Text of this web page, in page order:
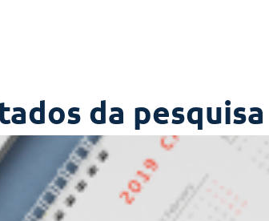
da pesquisa